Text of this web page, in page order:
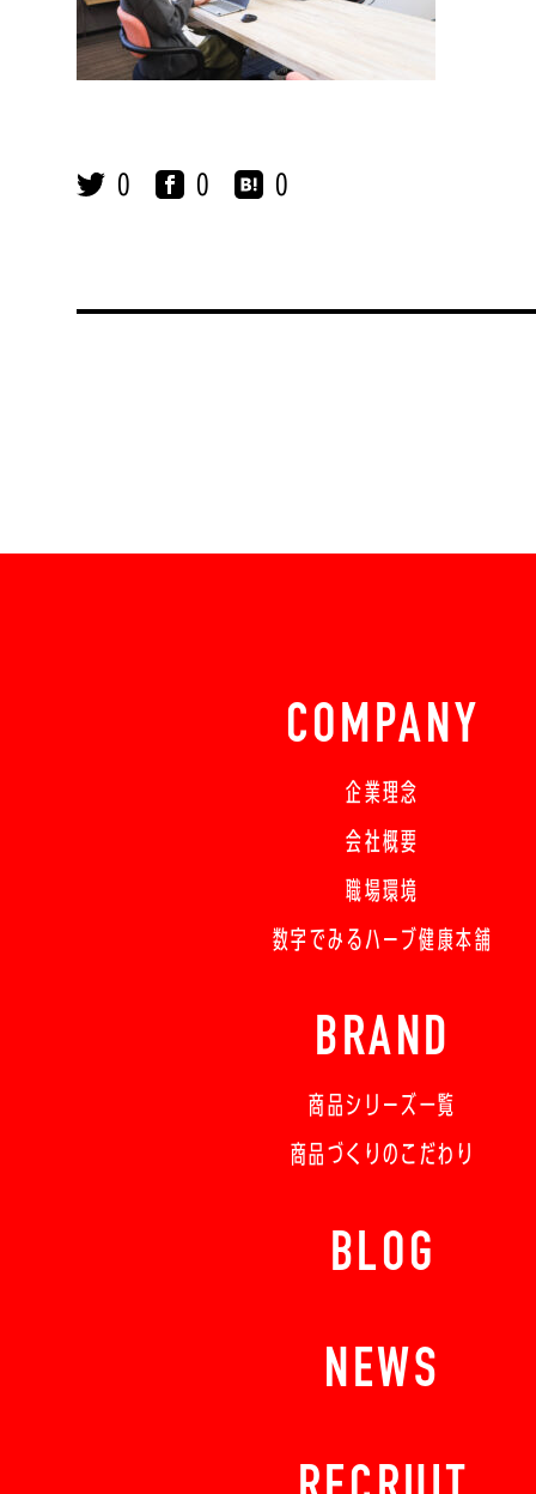
0 0 0
COMPANY
企業理念
会社概要
職場環境
数字でみるハーブ健康本舗
BRAND
商品シリーズ一覧
商品づくりのこだわり
BLOG
NEWS